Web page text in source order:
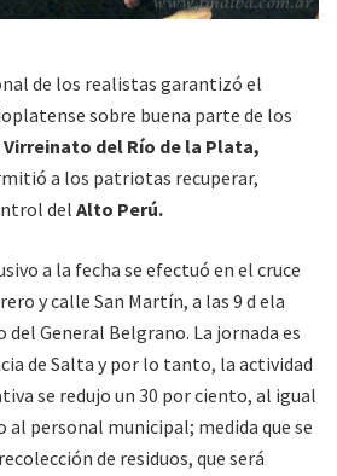
de los realistas garantizó el
sobre buena parte de los
Virreinato del Río de la Plata,
a los patriotas recuperar,
del Alto Perú.
a la fecha se efectuó en el cruce
y calle San Martín, a las 9 d ela
del General Belgrano. La jornada es
de Salta y por lo tanto, la actividad
se redujo un 30 por ciento, al igual
al personal municipal; medida que se
de residuos, que será